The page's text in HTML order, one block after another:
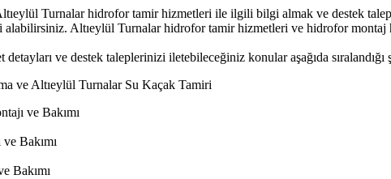
Turnalar hidrofor tamir hizmetleri ile ilgili bilgi almak ve destek
Altıeylül Turnalar hidrofor tamir hizmetleri ve hidrofor
detayları ve destek taleplerinizi iletebileceğiniz konular aşağıda sıralandığı
ve Altıeylül Turnalar Su Kaçak Tamiri
ve Bakımı
Bakımı
Bakımı